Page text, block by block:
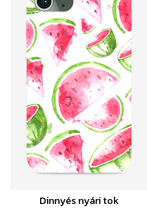
Dinnyés nyári tok